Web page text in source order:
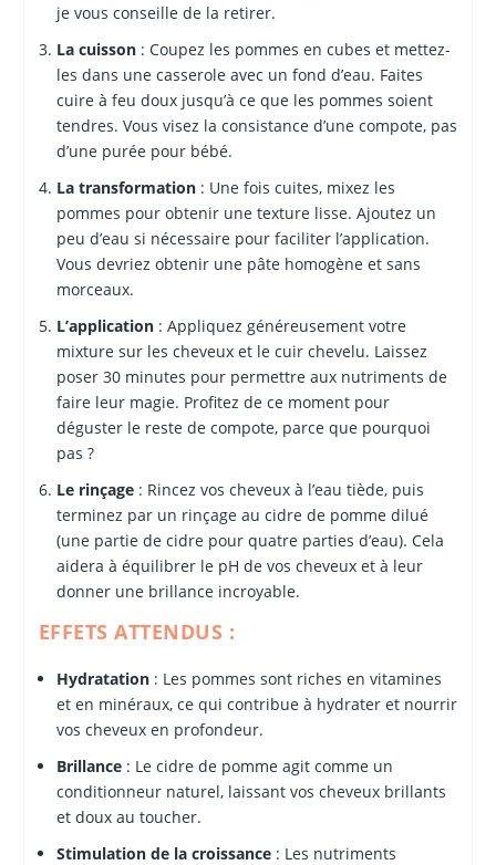
je vous conseille de la retirer.
La cuisson: Coupez les pommes en cubes et mettez-
les dans une casserole avec un fond d’eau. Faites
cuire à feu doux jusqu’à ce que les pommes soient
tendres. Vous visez la consistance d’une compote, pas
d’une purée pour bébé.
La transformation: Une fois cuites, mixez les
pommes pour obtenir une texture lisse. Ajoutez un
peu d’eau si nécessaire pour faciliter l’application.
Vous devriez obtenir une pâte homogène et sans
morceaux.
L’application: Appliquez généreusement votre
mixture sur les cheveux et le cuir chevelu. Laissez
poser 30 minutes pour permettre aux nutriments de
faire leur magie. Profitez de ce moment pour
déguster le reste de compote, parce que pourquoi
pas ?
Le rinçage: Rincez vos cheveux à l’eau tiède, puis
terminez par un rinçage au cidre de pomme dilué
(une partie de cidre pour quatre parties d’eau). Cela
aidera à équilibrer le pH de vos cheveux et à leur
donner une brillance incroyable.
EFFETS ATTENDUS :
Hydratation: Les pommes sont riches en vitamines
et en minéraux, ce qui contribue à hydrater et nourrir
vos cheveux en profondeur.
Brillance: Le cidre de pomme agit comme un
conditionneur naturel, laissant vos cheveux brillants
et doux au toucher.
Stimulation de la croissance: Les nutriments